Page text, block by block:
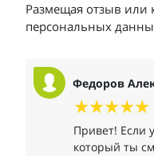
Размещая отзыв или
персональных
Федоров
Привет! Если
который ты